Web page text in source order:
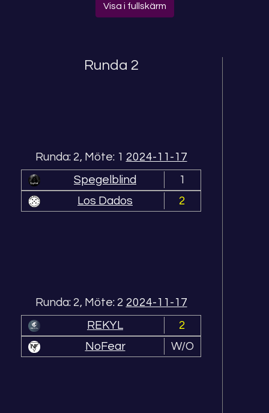
Visa i fullskärm
Runda 2
Runda: 2, Möte: 1 2024-11-17
Spegelblind
1
Los Dados
2
Runda: 2, Möte: 2 2024-11-17
REKYL
2
NoFear
W/O